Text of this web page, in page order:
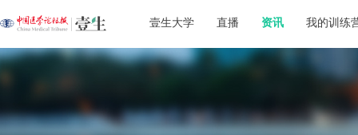
壹生大学 直播 资讯 我的训练